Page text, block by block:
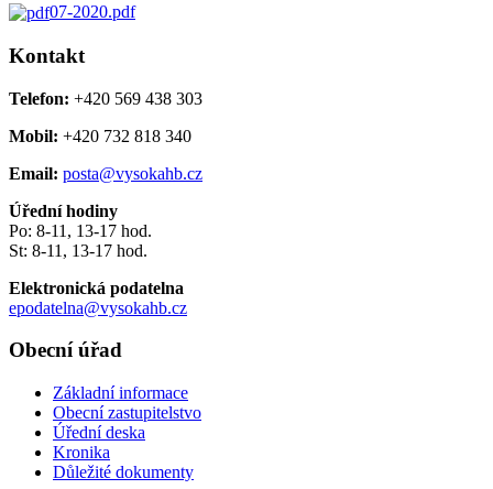
07-2020.pdf
Kontakt
Telefon: +420 569 438 303
Mobil: +420 732 818 340
Email: posta@vysokahb.cz
Úřední hodiny
Po: 8-11, 13-17 hod.
St: 8-11, 13-17 hod.
Elektronická podatelna
epodatelna@vysokahb.cz
Obecní úřad
Základní informace
Obecní zastupitelstvo
Úřední deska
Kronika
Důležité dokumenty